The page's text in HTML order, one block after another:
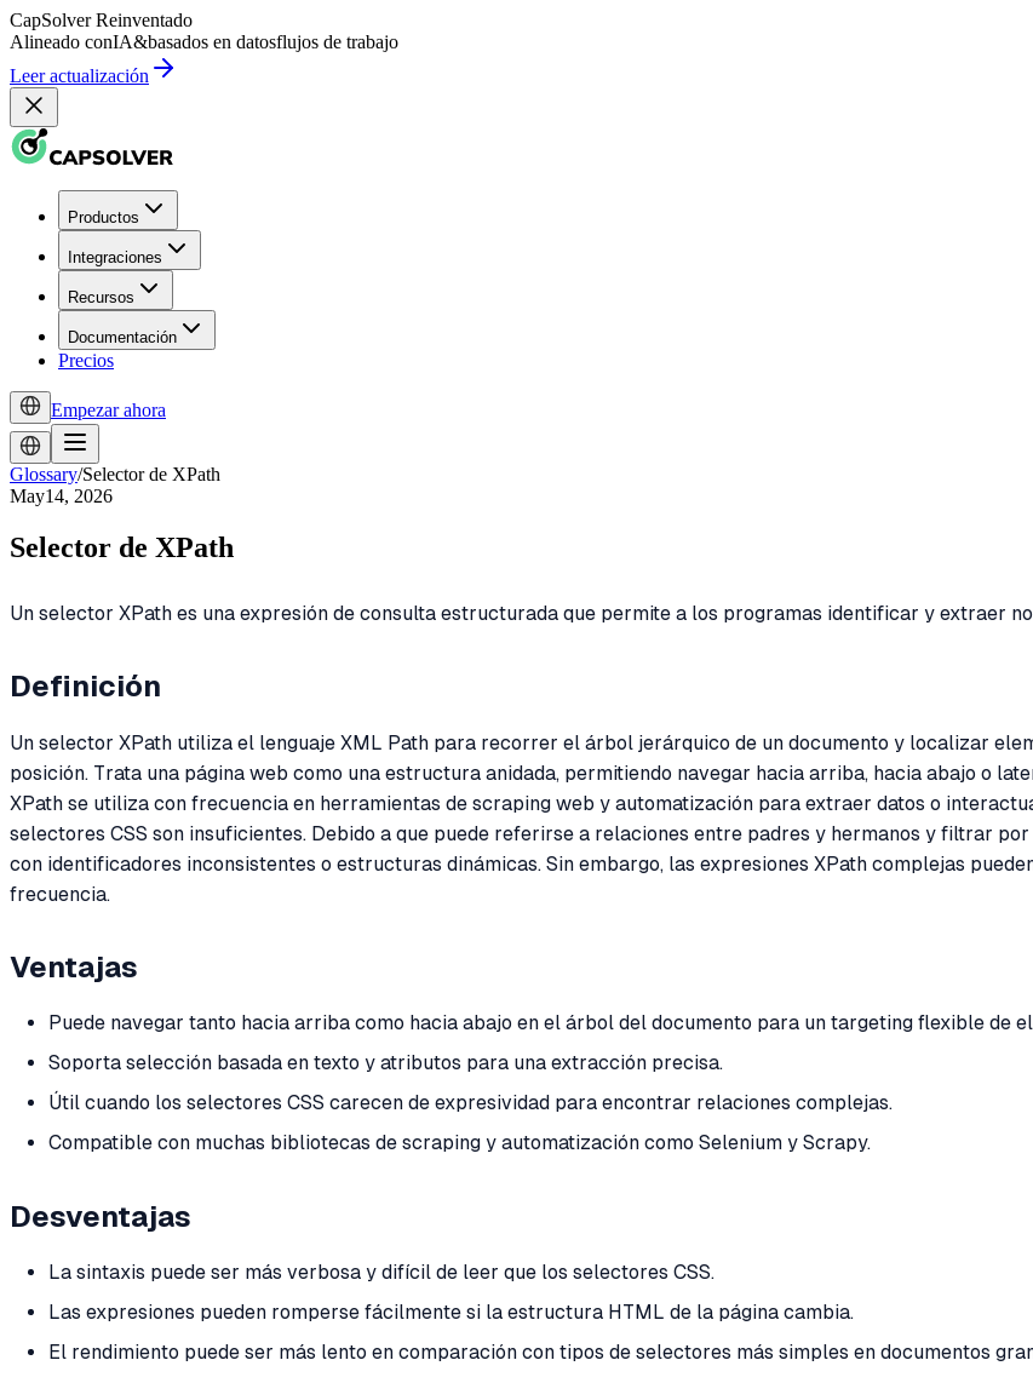
CapSolver Reinventado
Alineado conIA&basados en datosflujos de trabajo
Leer actualización
Productos
Integraciones
Recursos
Documentación
Precios
Empezar ahora
Glossary/Selector de XPath
May14, 2026
Selector de XPath
Un selector XPath es una expresión de consulta estructurada que permite a los programas identificar y extraer
Definición
Un selector XPath utiliza el lenguaje XML Path para recorrer el árbol jerárquico de un documento y localizar
posición. Trata una página web como una estructura anidada, permitiendo navegar hacia arriba, hacia abajo o
XPath se utiliza con frecuencia en herramientas de scraping web y automatización para extraer datos o
selectores CSS son insuficientes. Debido a que puede referirse a relaciones entre padres y hermanos y filtrar
con identificadores inconsistentes o estructuras dinámicas. Sin embargo, las expresiones XPath complejas
frecuencia.
Ventajas
Puede navegar tanto hacia arriba como hacia abajo en el árbol del documento para un targeting flexible de
Soporta selección basada en texto y atributos para una extracción precisa.
Útil cuando los selectores CSS carecen de expresividad para encontrar relaciones complejas.
Compatible con muchas bibliotecas de scraping y automatización como Selenium y Scrapy.
Desventajas
La sintaxis puede ser más verbosa y difícil de leer que los selectores CSS.
Las expresiones pueden romperse fácilmente si la estructura HTML de la página cambia.
El rendimiento puede ser más lento en comparación con tipos de selectores más simples en documentos